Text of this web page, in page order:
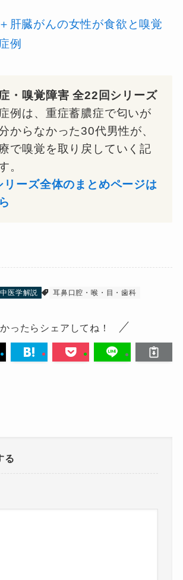
肝臓がんの女性が食欲と嗅覚
例
・嗅覚障害 全22回シリーズ
例は、重症蓄膿症で匂いが
からなかった30代男性が、
で嗅覚を取り戻していく記
。
リーズ全体のまとめページは
医学解説 耳鼻口腔・喉・目・歯科
ったらシェアしてね！
る